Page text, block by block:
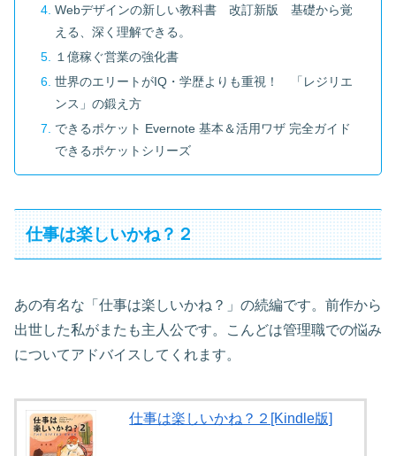
Webデザインの新しい教科書 改訂新版 基礎から覚
える、深く理解できる。
１億稼ぐ営業の強化書
世界のエリートがIQ・学歴よりも重視！ 「レジリエ
ンス」の鍛え方
できるポケット Evernote 基本＆活用ワザ 完全ガイド
できるポケットシリーズ
仕事は楽しいかね？２
あの有名な「仕事は楽しいかね？」の続編です。前作から
出世した私がまたも主人公です。こんどは管理職での悩み
についてアドバイスしてくれます。
仕事は楽しいかね？２[Kindle版]